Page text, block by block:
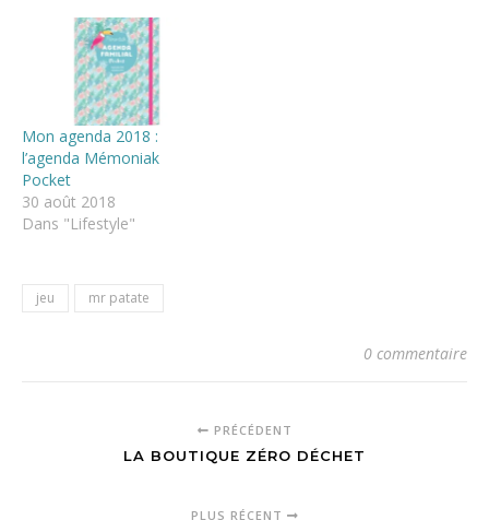
Mon agenda 2018 :
l’agenda Mémoniak
Pocket
30 août 2018
Dans "Lifestyle"
jeu mr patate
0 commentaire
PRÉCÉDENT
LA BOUTIQUE ZÉRO DÉCHET
PLUS RÉCENT